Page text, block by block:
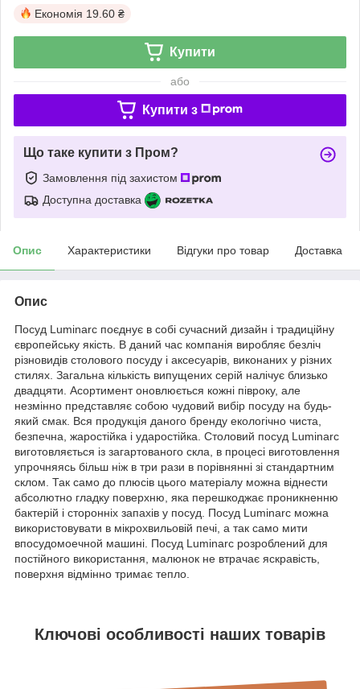
Економія 19.60 ₴
Купити
або
Купити з
Що таке купити з Пром?
Замовлення під захистом
Доступна доставка
Опис Характеристики Відгуки про товар Доставка
Опис
Посуд Luminarc поєднує в собі сучасний дизайн і традиційну
європейську якість. В даний час компанія виробляє безліч
різновидів столового посуду і аксесуарів, виконаних у різних
стилях. Загальна кількість випущених серій налічує близько
двадцяти. Асортимент оновлюється кожні півроку, але
незмінно представляє собою чудовий вибір посуду на будь-
який смак. Вся продукція даного бренду екологічно чиста,
безпечна, жаростійка і ударостійка. Столовий посуд Luminarc
виготовляється із загартованого скла, в процесі виготовлення
упрочняясь більш ніж в три рази в порівнянні зі стандартним
склом. Так само до плюсів цього матеріалу можна віднести
абсолютно гладку поверхню, яка перешкоджає проникненню
бактерій і сторонніх запахів у посуд. Посуд Luminarc можна
використовувати в мікрохвильовій печі, а так само мити
впосудомоечной машині. Посуд Luminarc розроблений для
постійного використання, малюнок не втрачає яскравість,
поверхня відмінно тримає тепло.
Ключові особливості наших товарів